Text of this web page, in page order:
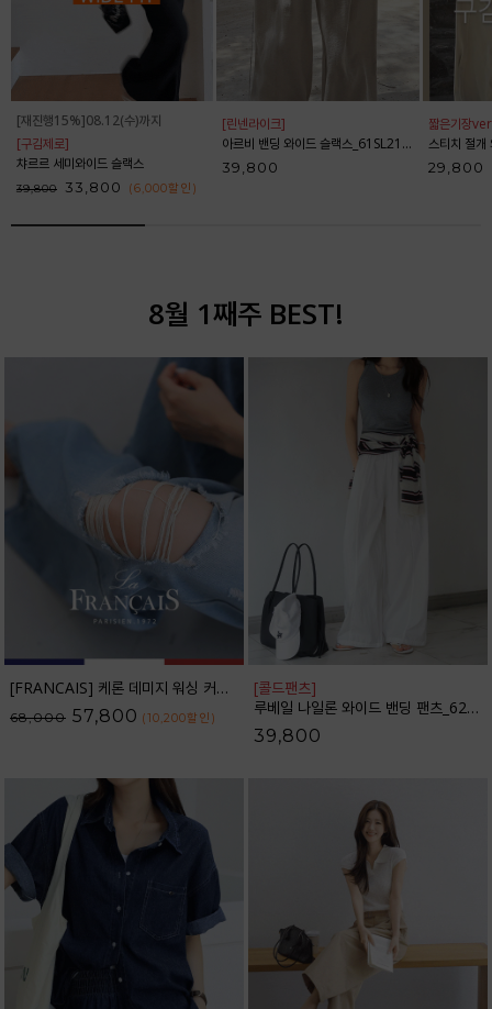
[재진행15%]08.12(수)까지
[구김제로]
챠르르 세미와이드 슬랙스
39,800 33,800 (6,000할인 )
[린넨라이크]
아르비 밴딩 와이드 슬랙스_61SL2153
39,800
짧은기장
스티치 절개
29,800
8월 1째주 BEST!
[FRANCAIS] 케론 데미지 워싱 커브라인 와이드 데님팬츠_F6H479DP
68,000 57,800 (10,200할인 )
[콜드팬츠]
루베일 나일론 와이드 밴딩 팬츠_62PT2616
39,800